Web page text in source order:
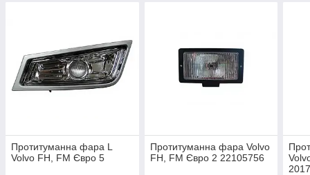
Протитуманна фара L
Volvo FH, FM Євро 5
Протитуманна фара Volvo
FH, FM Євро 2 22105756